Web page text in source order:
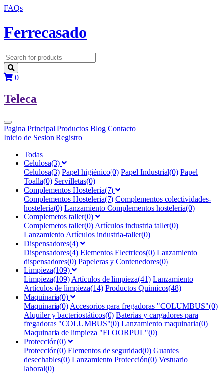
FAQs
Ferrecasado
0
Teleca
Pagina Principal Productos Blog Contacto
Inicio de Sesion Registro
Todas
Celulosa(3)
Celulosa(3) Papel higiénico(0) Papel Industrial(0) Papel
Toalla(0) Servilletas(0)
Complementos Hosteleria(7)
Complementos Hosteleria(7) Complementos colectividades-
hostelería(0) Lanzamiento Complementos hosteleria(0)
Complemetos taller(0)
Complemetos taller(0) Artículos industria taller(0)
Lanzamiento Artículos industria-taller(0)
Dispensadores(4)
Dispensadores(4) Elementos Electricos(0) Lanzamiento
dispensadores(0) Papeleras y Contenedores(0)
Limpieza(109)
Limpieza(109) Artículos de limpieza(41) Lanzamiento
Artículos de limpieza(14) Productos Quimicos(48)
Maquinaria(0)
Maquinaria(0) Accesorios para fregadoras "COLUMBUS"(0)
Alquiler y bacteriostáticos(0) Baterias y cargadores para
fregadoras "COLUMBUS"(0) Lanzamiento maquinaria(0)
Maquinaria de limpieza "FLOORPUL"(0)
Protección(0)
Protección(0) Elementos de seguridad(0) Guantes
desechables(0) Lanzamiento Protección(0) Vestuario
laboral(0)